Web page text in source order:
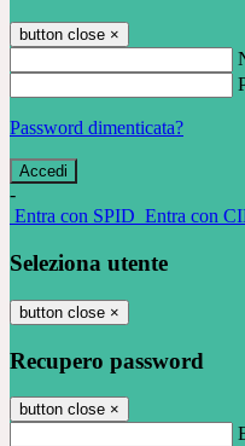
button close ×
Password dimenticata?
-
Entra con SPID Entra con
Seleziona utente
button close ×
Recupero password
button close ×